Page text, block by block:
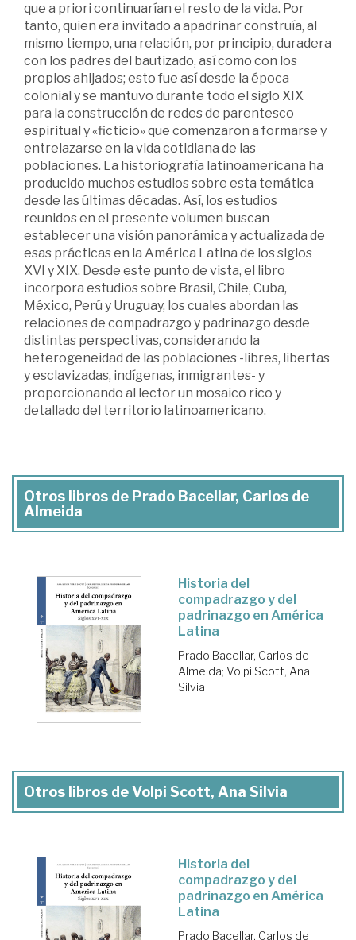
que a priori continuarían el resto de la vida. Por
tanto, quien era invitado a apadrinar construía, al
mismo tiempo, una relación, por principio, duradera
con los padres del bautizado, así como con los
propios ahijados; esto fue así desde la época
colonial y se mantuvo durante todo el siglo XIX
para la construcción de redes de parentesco
espiritual y «ficticio» que comenzaron a formarse y
entrelazarse en la vida cotidiana de las
poblaciones. La historiografía latinoamericana ha
producido muchos estudios sobre esta temática
desde las últimas décadas. Así, los estudios
reunidos en el presente volumen buscan
establecer una visión panorámica y actualizada de
esas prácticas en la América Latina de los siglos
XVI y XIX. Desde este punto de vista, el libro
incorpora estudios sobre Brasil, Chile, Cuba,
México, Perú y Uruguay, los cuales abordan las
relaciones de compadrazgo y padrinazgo desde
distintas perspectivas, considerando la
heterogeneidad de las poblaciones -libres, libertas
y esclavizadas, indígenas, inmigrantes- y
proporcionando al lector un mosaico rico y
detallado del territorio latinoamericano.
Otros libros de Prado Bacellar, Carlos de
Almeida
Historia del
compadrazgo y del
padrinazgo en América
Latina
Prado Bacellar, Carlos de
Almeida; Volpi Scott, Ana
Silvia
Otros libros de Volpi Scott, Ana Silvia
Historia del
compadrazgo y del
padrinazgo en América
Latina
Prado Bacellar, Carlos de